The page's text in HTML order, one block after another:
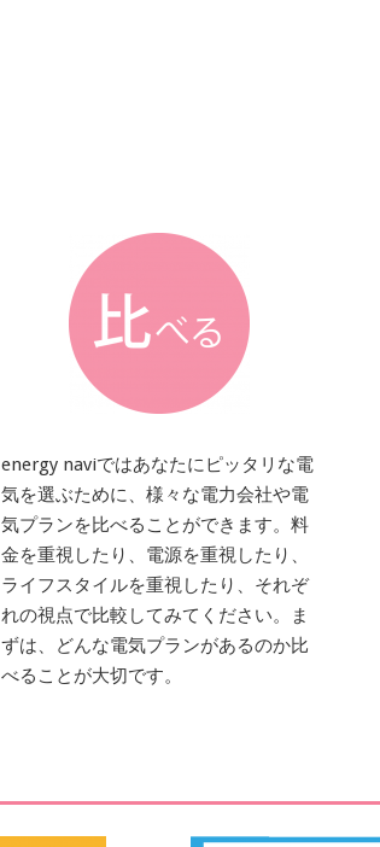
energy naviではあなたにピッタリな電
気を選ぶために、様々な電力会社や電
気プランを比べることができます。料
金を重視したり、電源を重視したり、
ライフスタイルを重視したり、それぞ
れの視点で比較してみてください。ま
ずは、どんな電気プランがあるのか比
べることが大切です。